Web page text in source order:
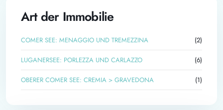
Art der Immobilie
COMER SEE: MENAGGIO UND TREMEZZINA (2)
LUGANERSEE: PORLEZZA UND CARLAZZO (6)
OBERER COMER SEE: CREMIA > GRAVEDONA (1)